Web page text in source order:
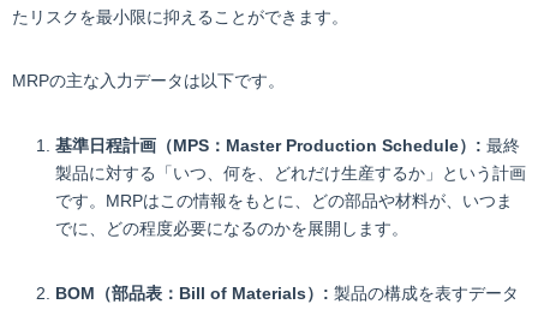
たリスクを最小限に抑えることができます。
MRPの主な入力データは以下です。
基準日程計画（MPS：Master Production Schedule）: 最終
製品に対する「いつ、何を、どれだけ生産するか」という計画
です。MRPはこの情報をもとに、どの部品や材料が、いつま
でに、どの程度必要になるのかを展開します。
BOM（部品表：Bill of Materials）: 製品の構成を表すデータ